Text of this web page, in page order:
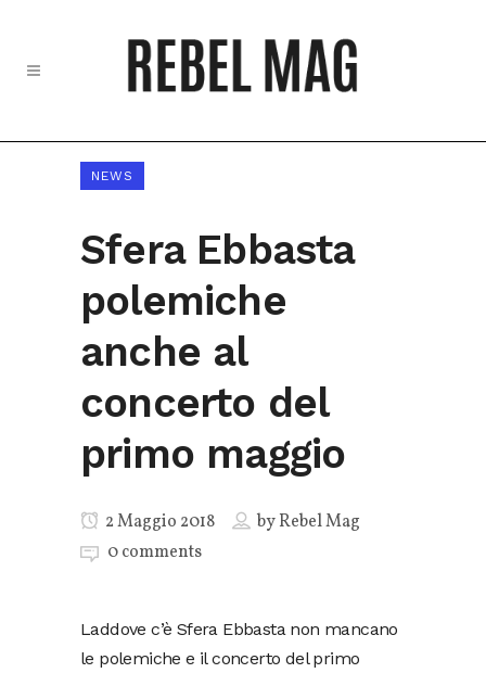
NEWS
Sfera Ebbasta
polemiche
anche al
concerto del
primo maggio
2 Maggio 2018 byRebel Mag
0 comments
Laddove c’è Sfera Ebbasta non mancano
le polemiche e il concerto del primo